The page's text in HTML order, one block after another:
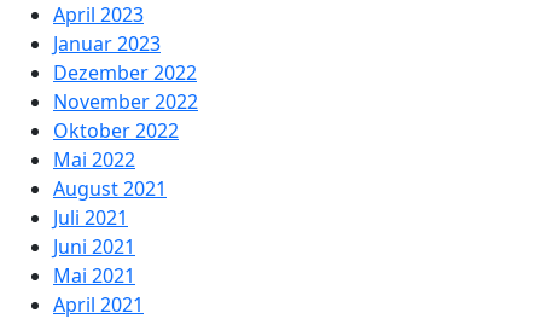
April 2023
Januar 2023
Dezember 2022
November 2022
Oktober 2022
Mai 2022
August 2021
Juli 2021
Juni 2021
Mai 2021
April 2021